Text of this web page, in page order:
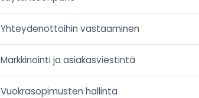
Yhteydenottoihin vastaaminen
Markkinointi ja asiakasviestintä
Vuokrasopimusten hallinta